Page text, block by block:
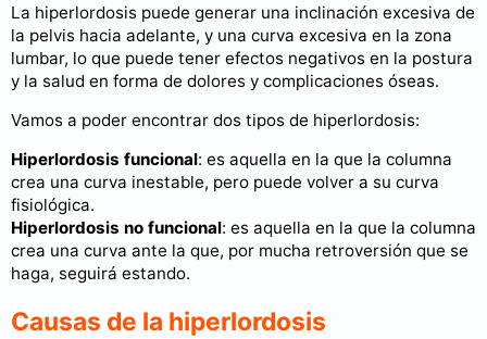
La hiperlordosis puede generar una inclinación excesiva de
la pelvis hacia adelante, y una curva excesiva en la zona
lumbar, lo que puede tener efectos negativos en la postura
y la salud en forma de dolores y complicaciones óseas.
Vamos a poder encontrar dos tipos de hiperlordosis:
Hiperlordosis funcional: es aquella en la que la columna
crea una curva inestable, pero puede volver a su curva
fisiológica.
Hiperlordosis no funcional: es aquella en la que la columna
crea una curva ante la que, por mucha retroversión que se
haga, seguirá estando.
Causas de la hiperlordosis